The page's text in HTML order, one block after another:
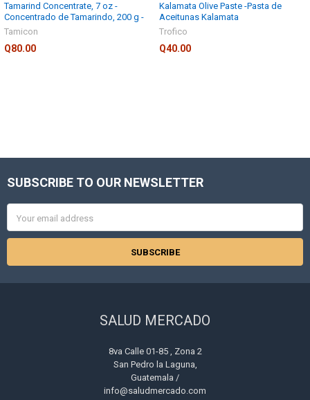
Tamarind Concentrate, 7 oz -
Concentrado de Tamarindo, 200 g -
Tamicon
Q80.00
Kalamata Olive Paste -Pasta de
Aceitunas Kalamata
Trofico
Q40.00
Footer
SUBSCRIBE TO OUR NEWSLETTER
Address
SALUD MERCADO
8va Calle 01-85 , Zona 2
San Pedro la Laguna,
Guatemala /
info@saludmercado.com